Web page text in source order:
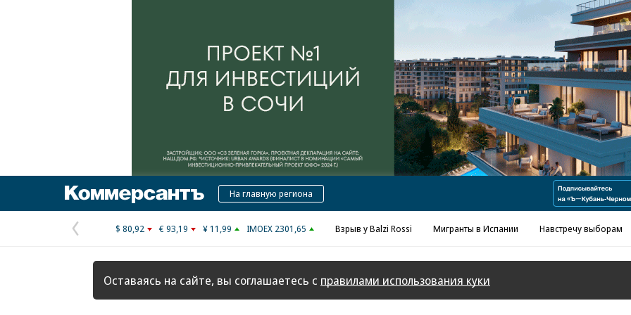
Реклама в «Ъ» www.kommersant.ru/ad
КоммерсантъНа главную региона
Предыдущая
страница
$ 80,92 € 93,19 ¥ 11,99 IMOEX 2301,65 Взрыв у Balzi Rossi Мигранты в Испании Навстречу выборам
Оставаясь на сайте, вы соглашаетесь с правилами использования куки